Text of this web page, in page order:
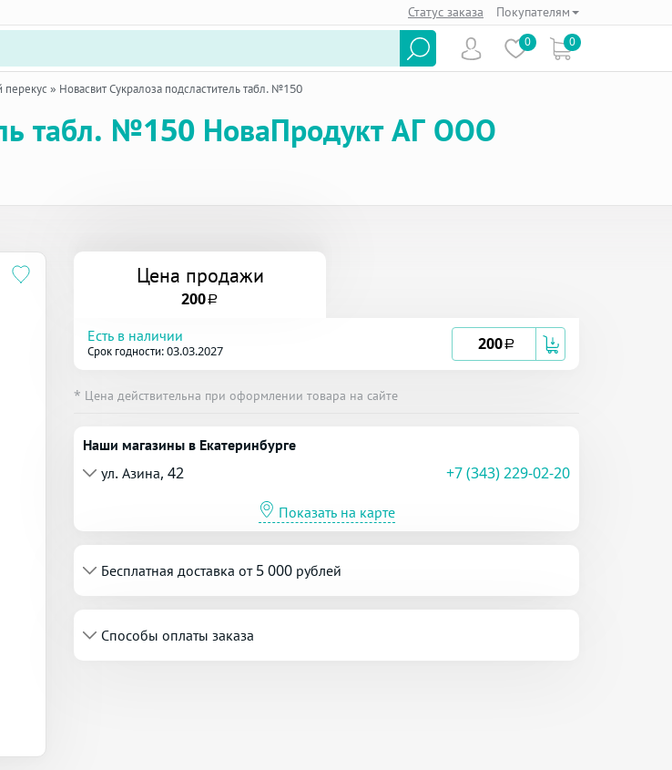
Статус заказа Покупателям
0 0
перекус» Новасвит Сукралоза подсластитель табл. №150
табл. №150 НоваПродукт АГ ООО
Цена продажи
200a
Есть в наличии
Срок годности: 03.03.2027 200a
* Цена действительна при оформлении товара на сайте
Наши магазины в Екатеринбурге
ул. Азина, 42
+7 (343) 229-02-20
Показать на карте
Бесплатная доставка от 5 000 рублей
Способы оплаты заказа